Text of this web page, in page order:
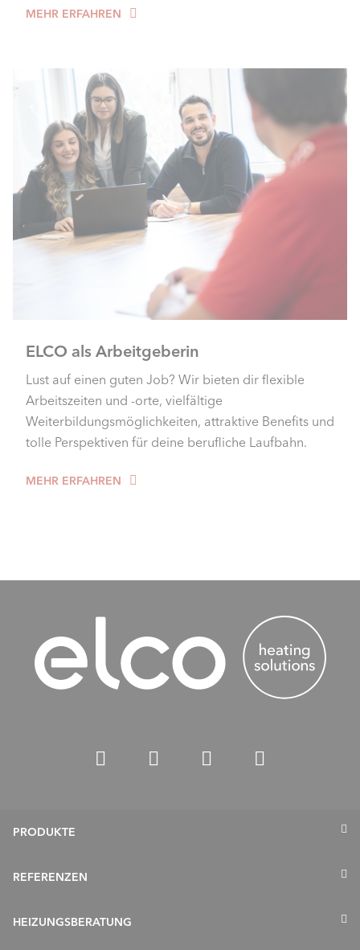
MEHR ERFAHREN
ELCO als Arbeitgeberin
Lust auf einen guten Job? Wir bieten dir flexible
Arbeitszeiten und -orte, vielfältige
Weiterbildungsmöglichkeiten, attraktive Benefits und
tolle Perspektiven für deine berufliche Laufbahn.
MEHR ERFAHREN
PRODUKTE
Ölheizung
REFERENZEN
HEIZUNGSBERATUNG